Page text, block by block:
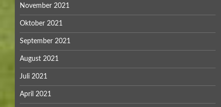
November 2021
Oktober 2021
September 2021
August 2021
Juli 2021
April 2021